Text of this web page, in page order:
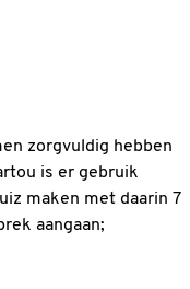
zorgvuldig hebben
is er gebruik
maken met daarin 7
aangaan;